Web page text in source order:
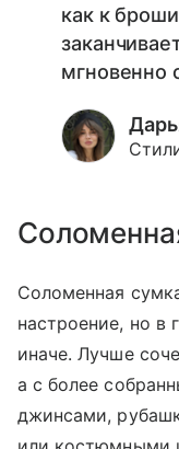
как к
мгновенно
Соломенная
настроение, но в
иначе. Лучше
а с более
джинсами,